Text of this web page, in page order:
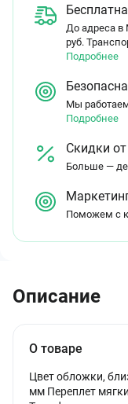
До адреса в
руб.
Подробнее
Мы
Подробнее
Скидки
Больше —
Поможем с
Описание
О товаре
Цвет обложки,
мм Переплет